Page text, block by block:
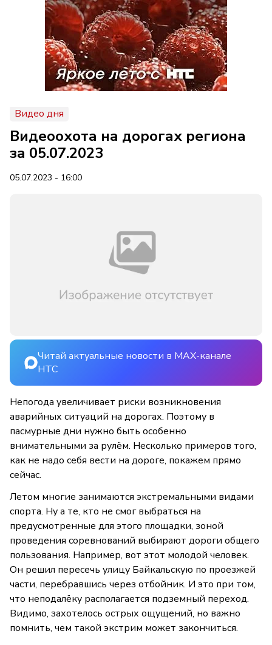
Видео дня
Видеоохота на дорогах региона
за 05.07.2023
05.07.2023 - 16:00
Читай актуальные новости в MAX-канале
НТС
Непогода увеличивает риски возникновения
аварийных ситуаций на дорогах. Поэтому в
пасмурные дни нужно быть особенно
внимательными за рулём. Несколько примеров того,
как не надо себя вести на дороге, покажем прямо
сейчас.
Летом многие занимаются экстремальными видами
спорта. Ну а те, кто не смог выбраться на
предусмотренные для этого площадки, зоной
проведения соревнований выбирают дороги общего
пользования. Например, вот этот молодой человек.
Он решил пересечь улицу Байкальскую по проезжей
части, перебравшись через отбойник. И это при том,
что неподалёку располагается подземный переход.
Видимо, захотелось острых ощущений, но важно
помнить, чем такой экстрим может закончиться.